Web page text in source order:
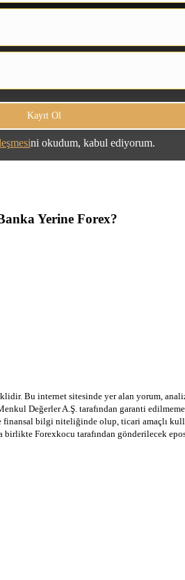
ni okudum, kabul ediyorum.
Yerine Forex?
Bu internet sitesinde yer alan yorum,
Değerler A.Ş. tarafından garanti
bilgi niteliğinde olup, ticari amaçlı
Forexkocu tarafından gönderilecek